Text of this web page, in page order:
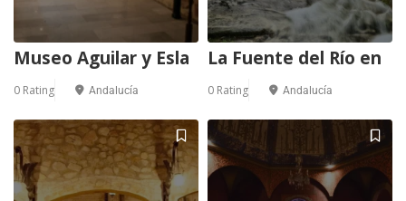
Museo Aguilar y Esla
0 Rating Andalucía
La Fuente del Río en
0 Rating Andalucía